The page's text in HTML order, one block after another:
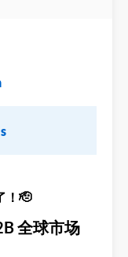
！🫡
全球市场